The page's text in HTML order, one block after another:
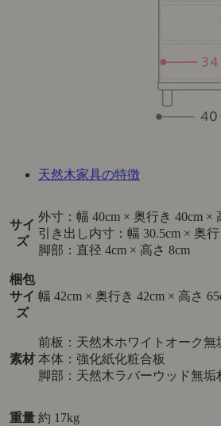
天然木家具の特徴
サイ
ズ
外寸：幅 40cm × 奥行き 40cm ×
引き出し内寸：幅 30.5cm × 奥
脚部：直径 4cm × 高さ 8cm
梱包
サイ
ズ
幅 42cm × 奥行き 42cm × 高さ
素材
前板：天然木ホワイトオーク無
本体：強化紙化粧合板
脚部：天然木ラバーウッド無垢
重量 約 17kg